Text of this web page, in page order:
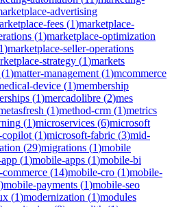
advertising
fees (1)marketplace-
(1)marketplace-optimization
1)marketplace-seller-operations
strategy (1)markets
(1)matter-management (1)mcommerce
device (1)membership
(1)mercadolibre (2)mes
(1)method-crm (1)metrics
(1)microservices (6)microsoft
copilot (1)microsoft-fabric (3)mid-
(29)migrations (1)mobile
(1)mobile-apps (1)mobile-bi
(14)mobile-cro (1)mobile-
)mobile-payments (1)mobile-seo
(1)modernization (1)modules